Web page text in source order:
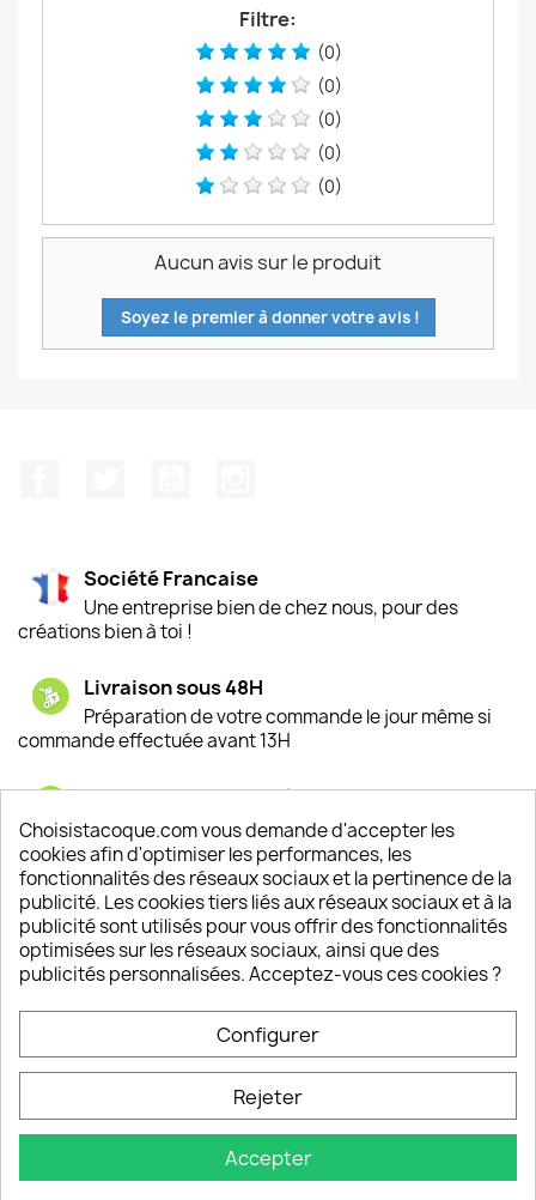
Filtre:
(0)
(0)
(0)
(0)
(0)
Aucun avis sur le produit
Soyez le premier à donner votre avis !
Société Francaise
Une entreprise bien de chez nous, pour des
créations bien à toi !
Livraison sous 48H
Préparation de votre commande le jour même si
commande effectuée avant 13H
Satisfaction de nos clients
Depuis 2009, entre 92% et 94% de nos clients
sont satisfaits de nos produits
Un SAV à votre écoute
Notre SAV est disponible 6/7J de 10h à 18H
Choisistacoque.com vous demande d'accepter les
cookies afin d'optimiser les performances, les
fonctionnalités des réseaux sociaux et la pertinence de la
publicité. Les cookies tiers liés aux réseaux sociaux et à la
publicité sont utilisés pour vous offrir des fonctionnalités
optimisées sur les réseaux sociaux, ainsi que des
publicités personnalisées. Acceptez-vous ces cookies ?
Configurer
Rejeter
Accepter